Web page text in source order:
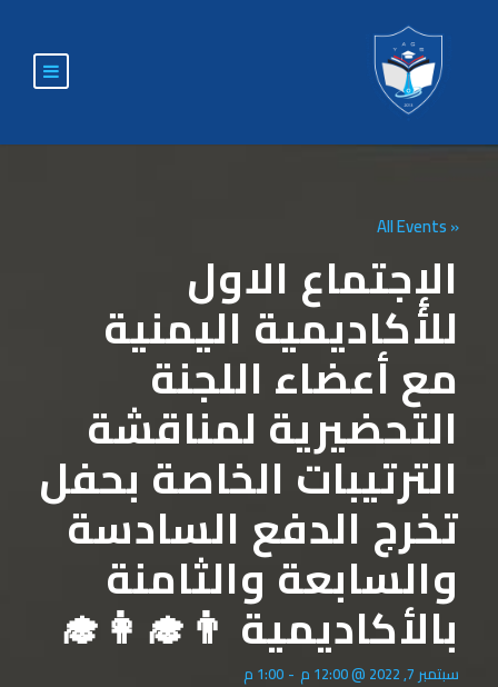
« All Events
الإجتماع الاول
للأكاديمية اليمنية
مع أعضاء اللجنة
التحضيرية لمناقشة
الترتيبات الخاصة بحفل
تخرج الدفع السادسة
والسابعة والثامنة
بالأكاديمية 👨‍🎓👩‍🎓
سبتمبر 7, 2022 @ 12:00 م - 1:00 م